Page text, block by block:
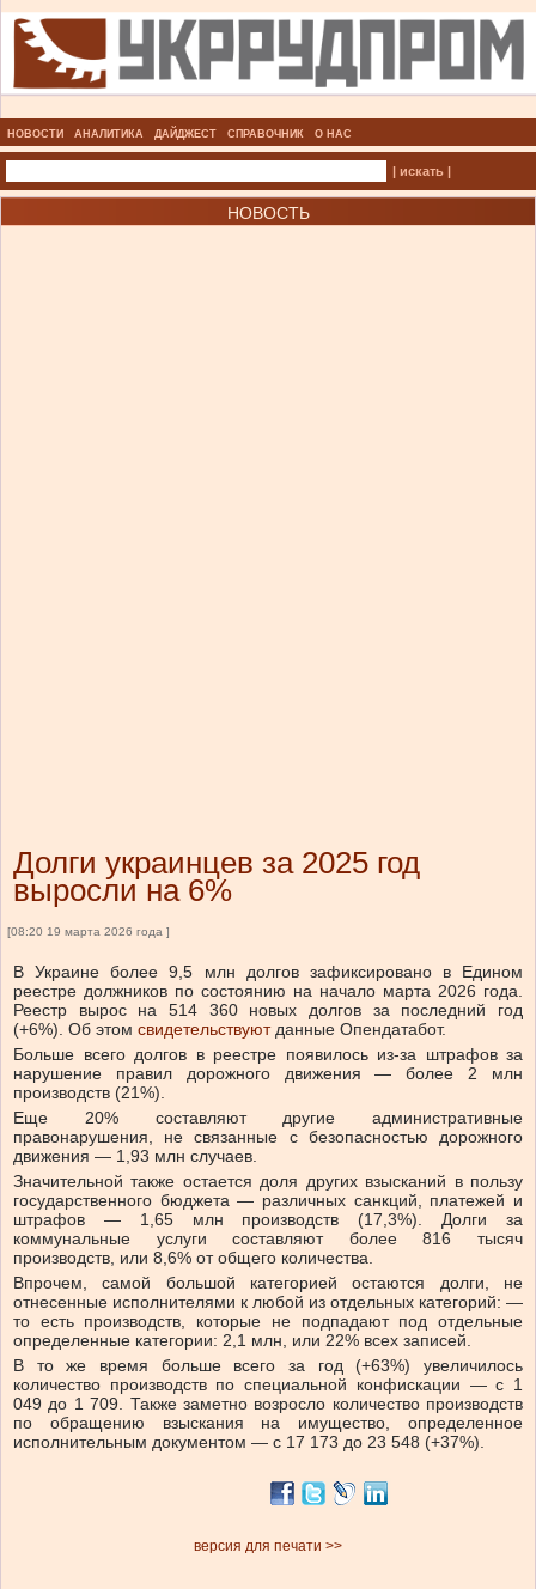
НОВОСТИ АНАЛИТИКА ДАЙДЖЕСТ СПРАВОЧНИК О НАС
| искать |
НОВОСТЬ
Долги украинцев за 2025 год
выросли на 6%
[08:20 19 марта 2026 года ]
В Украине более 9,5 млн долгов зафиксировано в Едином
реестре должников по состоянию на начало марта 2026 года.
Реестр вырос на 514 360 новых долгов за последний год
(+6%). Об этом свидетельствуют данные Опендатабот.
Больше всего долгов в реестре появилось из-за штрафов за
нарушение правил дорожного движения — более 2 млн
производств (21%).
Еще 20% составляют другие административные
правонарушения, не связанные с безопасностью дорожного
движения — 1,93 млн случаев.
Значительной также остается доля других взысканий в пользу
государственного бюджета — различных санкций, платежей и
штрафов — 1,65 млн производств (17,3%). Долги за
коммунальные услуги составляют более 816 тысяч
производств, или 8,6% от общего количества.
Впрочем, самой большой категорией остаются долги, не
отнесенные исполнителями к любой из отдельных категорий: —
то есть производств, которые не подпадают под отдельные
определенные категории: 2,1 млн, или 22% всех записей.
В то же время больше всего за год (+63%) увеличилось
количество производств по специальной конфискации — с 1
049 до 1 709. Также заметно возросло количество производств
по обращению взыскания на имущество, определенное
исполнительным документом — с 17 173 до 23 548 (+37%).
версия для печати >>